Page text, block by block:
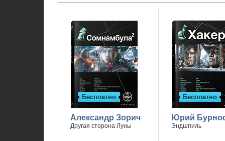
Бесплатно
Александр Зорич
Другая сторона Луны
Бесплатно
Юрий
Эндшпиль